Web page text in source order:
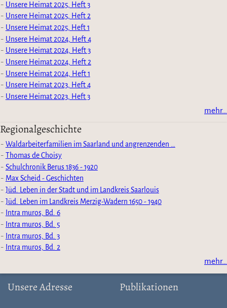
Unsere Heimat 2025, Heft 3
Unsere Heimat 2025, Heft 2
Unsere Heimat 2025, Heft 1
Unsere Heimat 2024, Heft 4
Unsere Heimat 2024, Heft 3
Unsere Heimat 2024, Heft 2
Unsere Heimat 2024, Heft 1
Unsere Heimat 2023, Heft 4
Unsere Heimat 2023, Heft 3
mehr…
Regionalgeschichte
Waldarbeiterfamilien im Saarland und angrenzenden …
Thomas de Choisy
Schulchronik Berus 1836 - 1920
Max Scheid - Geschichten
Jüd. Leben in der Stadt und im Landkreis Saarlouis
Jüd. Leben im Landkreis Merzig-Wadern 1650 - 1940
Intra muros, Bd. 6
Intra muros, Bd. 5
Intra muros, Bd. 3
Intra muros, Bd. 2
mehr…
Unsere Adresse Publikationen